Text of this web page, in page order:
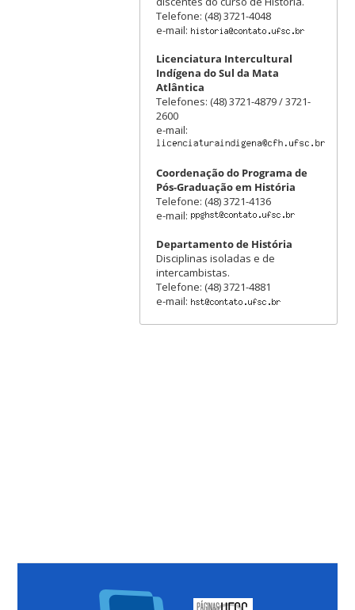
Telefone: (48) 3721-4048
e-mail:
Licenciatura Intercultural
Indígena do Sul da Mata
Atlântica
Telefones: (48) 3721-4879 / 3721-
2600
e-mail:
Coordenação do Programa de
Pós-Graduação em História
Telefone: (48) 3721-4136
e-mail:
Departamento de História
Disciplinas isoladas e de
intercambistas.
Telefone: (48) 3721-4881
e-mail: